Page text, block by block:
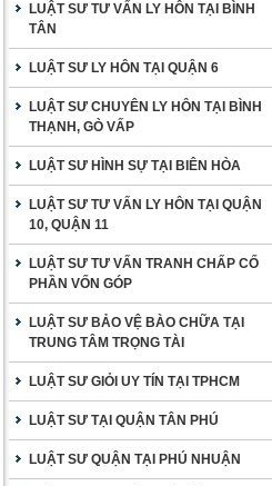
LUẬT SƯ TƯ VẤN LY HÔN TẠI BÌNH
TÂN
LUẬT SƯ LY HÔN TẠI QUẬN 6
LUẬT SƯ CHUYÊN LY HÔN TẠI BÌNH
THẠNH, GÒ VẤP
LUẬT SƯ HÌNH SỰ TẠI BIÊN HÒA
LUẬT SƯ TƯ VẤN LY HÔN TẠI QUẬN
10, QUẬN 11
LUẬT SƯ TƯ VẤN TRANH CHẤP CỐ
PHẦN VỐN GÓP
LUẬT SƯ BẢO VỆ BÀO CHỮA TẠI
TRUNG TÂM TRỌNG TÀI
LUẬT SƯ GIỎI UY TÍN TẠI TPHCM
LUẬT SƯ TẠI QUẬN TÂN PHÚ
LUẬT SƯ QUẬN TẠI PHÚ NHUẬN